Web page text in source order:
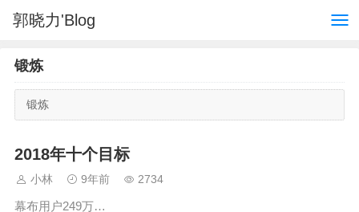
郭晓力'Blog
锻炼
锻炼
2018年十个目标
小林 9年前 2734
幕布用户249万…